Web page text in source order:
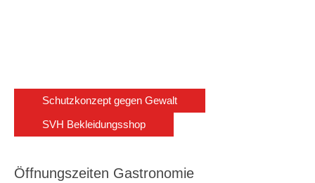
Schutzkonzept gegen Gewalt
SVH Bekleidungsshop
Öffnungszeiten Gastronomie